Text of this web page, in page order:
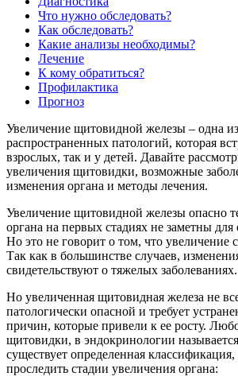
Что нужно обследовать?
Как обследовать?
Какие анализы необходимы?
Лечение
К кому обратиться?
Профилактика
Прогноз
Увеличение щитовидной железы – одна
распространенных патологий, которая
взрослых, так и у детей. Давайте
увеличения щитовидки, возможные
изменения органа и методы лечения.
Увеличение щитовидной железы опасно
органа на первых стадиях не заметны для
Но это не говорит о том, что увеличение
Так как в большинстве случаев,
свидетельствуют о тяжелых заболеваниях.
Но увеличенная щитовидная железа не
патологически опасной и требует
причин, которые привели к ее росту.
щитовидки, в эндокринологии
существует определенная классификация,
проследить стадии увеличения органа: